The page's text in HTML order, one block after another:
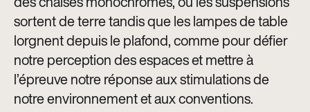
sortent de terre tandis que les lampes de table
lorgnent depuis le plafond, comme pour défier
notre perception des espaces et mettre à
l’épreuve notre réponse aux stimulations de
notre environnement et aux conventions.